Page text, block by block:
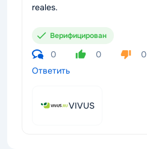
reales.
Верифицирован
0 0
0
Ответить
VIVUS